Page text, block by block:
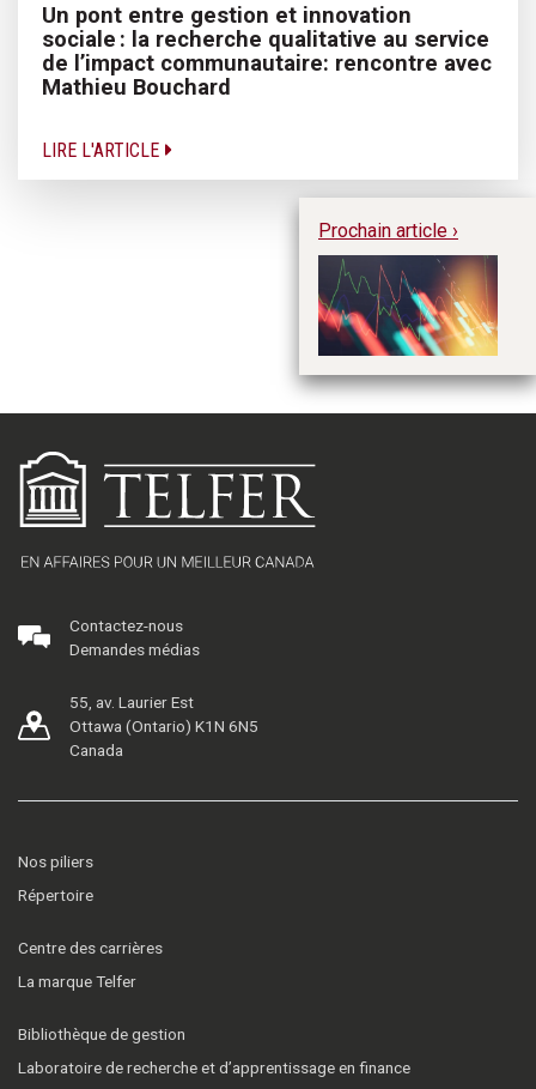
Un pont entre gestion et innovation
sociale : la recherche qualitative au service
de l’impact communautaire: rencontre avec
Mathieu Bouchard
LIRE L'ARTICLE
Prochain article ›
Contactez-nous
Demandes médias
55, av. Laurier Est
Ottawa (Ontario) K1N 6N5
Canada
Nos piliers
Répertoire
Centre des carrières
La marque Telfer
Bibliothèque de gestion
Laboratoire de recherche et d’apprentissage en finance